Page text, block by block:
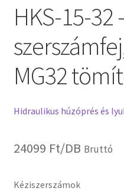
HKS-15-32
MG32
Hidraulikus húzóprés és
24099 Ft/DB Bruttó
Kéziszerszámok